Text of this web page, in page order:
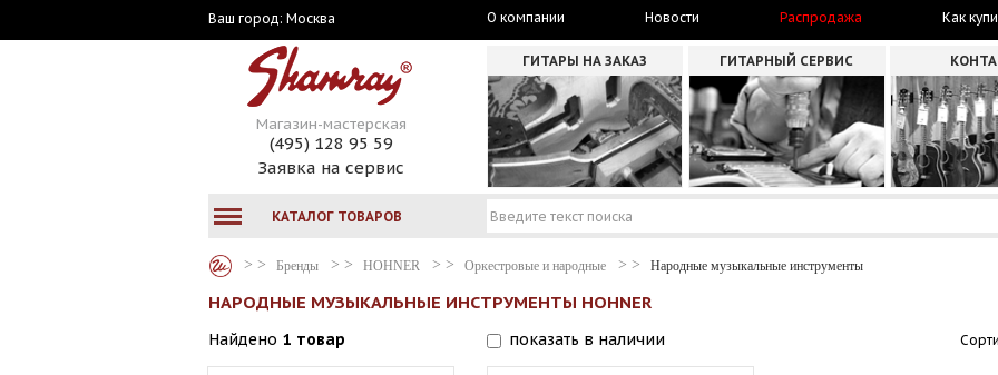
Ваш город: Москва О компании Новости Распродажа Как
Магазин-мастерская
(495) 128 95 59
Заявка на сервис
ГИТАРЫ НА ЗАКАЗ ГИТАРНЫЙ СЕРВИС
КАТАЛОГ ТОВАРОВ
Бренды HOHNER Оркестровые и народные Народные музыкальные инструменты
НАРОДНЫЕ МУЗЫКАЛЬНЫЕ ИНСТРУМЕНТЫ HOHNER
Найдено 1 товар показать в наличии